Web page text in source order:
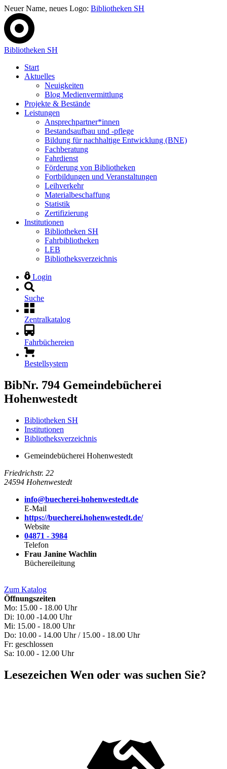
Neuer Name, neues Logo: Bibliotheken SH
Bibliotheken SH
Start
Aktuelles
Neuigkeiten
Blog Medienvermittlung
Projekte & Bestände
Leistungen
Ansprechpartner*innen
Bestandsaufbau und -pflege
Bildung für nachhaltige Entwicklung (BNE)
Fachberatung
Fahrdienst
Förderung von Bibliotheken
Fortbildungen und Veranstaltungen
Leihverkehr
Materialbeschaffung
Statistik
Zertifizierung
Institutionen
Bibliotheken SH
Fahrbibliotheken
LEB
Bibliotheksverzeichnis
Login
Suche
Zentralkatalog
Fahrbüchereien
Bestellsystem
BibNr. 794 Gemeindebücherei
Hohenwestedt
Bibliotheken SH
Institutionen
Bibliotheksverzeichnis
Gemeindebücherei Hohenwestedt
Friedrichstr. 22
24594 Hohenwestedt
info@buecherei-hohenwestedt.de
E-Mail
https://buecherei.hohenwestedt.de/
Website
04871 - 3984
Telefon
Frau Janine Wachlin
Büchereileitung
Zum Katalog
Öffnungszeiten
Mo: 15.00 - 18.00 Uhr
Di: 10.00 -14.00 Uhr
Mi: 15.00 - 18.00 Uhr
Do: 10.00 - 14.00 Uhr / 15.00 - 18.00 Uhr
Fr: geschlossen
Sa: 10.00 - 12.00 Uhr
Lesezeichen Wen oder was suchen Sie?